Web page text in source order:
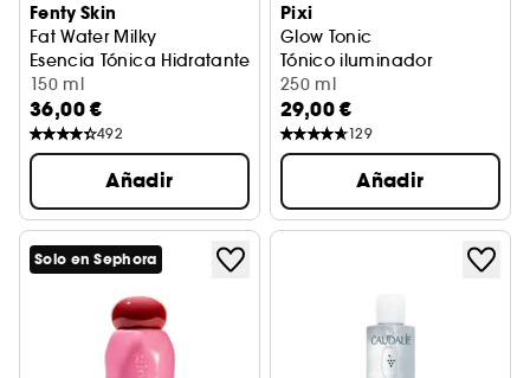
Fenty Skin
Fat Water Milky
Esencia Tónica Hidratante Lechosa
150 ml
36,00 €
492
Añadir
Pixi
Glow Tonic
Tónico iluminador
250 ml
29,00 €
129
Añadir
Solo en Sephora